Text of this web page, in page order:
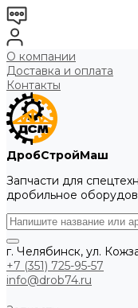
О компании
Доставка и оплата
Контакты
ДробСтройМаш
Запчасти для
дробильное
г. Челябинск, ул.
+7 (351) 725-95-57
info@drob74.ru